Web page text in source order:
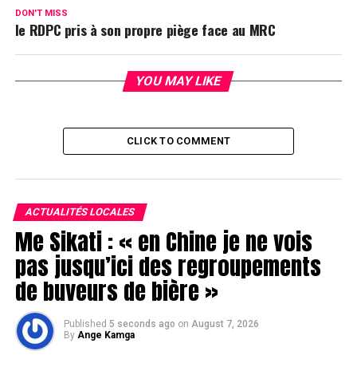
DON'T MISS
le RDPC pris à son propre piège face au MRC
YOU MAY LIKE
CLICK TO COMMENT
ACTUALITÉS LOCALES
Me Sikati : « en Chine je ne vois
pas jusqu’ici des regroupements
de buveurs de bière »
Published 5 seconds ago on August 7, 2026
By Ange Kamga